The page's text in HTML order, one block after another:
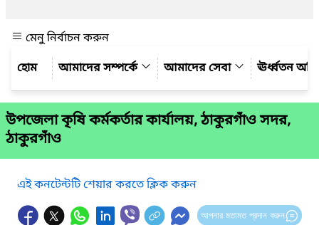
মেনু নির্বাচন করুন
আমাদের সম্পর্কে
আমাদের সেবা ঊর্ধ্বতন
উপজেলা কৃষি কর্মকর্তার কার্যালয়, ঠাকুরগাঁও সদর,
ঠাকুরগাঁও
এই কনটেন্টটি শেয়ার করতে ক্লিক করুন
আপনার মতামত প্রদান করুন